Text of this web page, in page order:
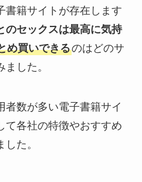
書籍サイトが存在します
のセックスは最高に気持
め買いできるのはどのサ
した。
者数が多い電子書籍サイ
て各社の特徴やおすすめ
た。